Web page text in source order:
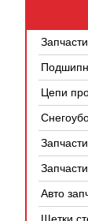
Цепи
Авто